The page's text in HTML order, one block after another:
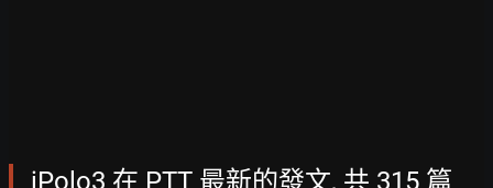
iPolo3 在 PTT 最新的發文, 共 315 篇